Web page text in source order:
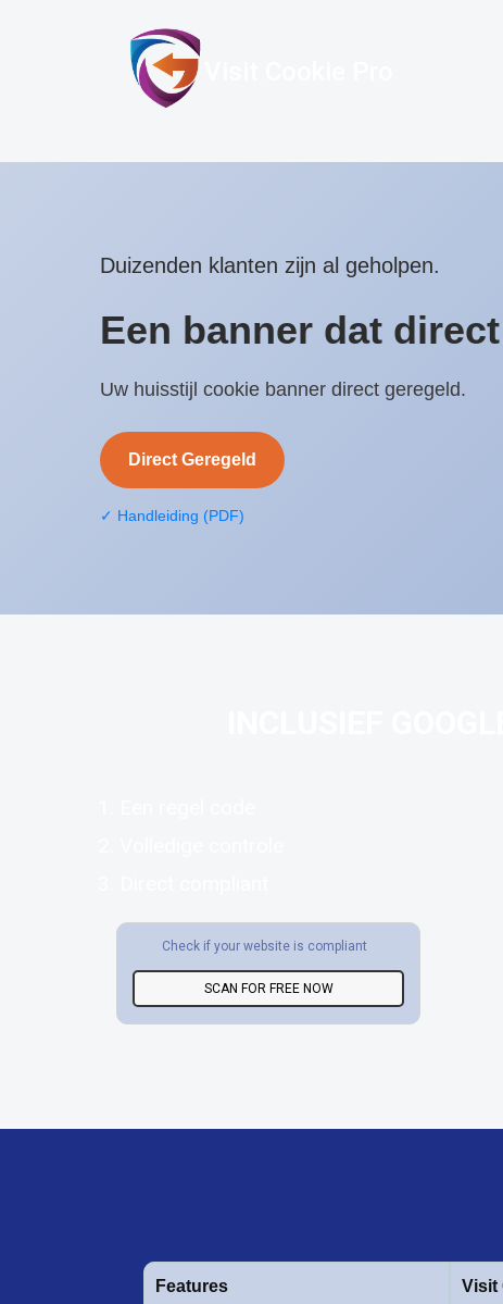
Duizenden klanten zijn al geholpen.
Een banner dat
Uw huisstijl cookie banner direct geregeld.
Direct Geregeld
✓ Handleiding (PDF)
Check if your website is compliant
SCAN FOR FREE NOW
Features Visit